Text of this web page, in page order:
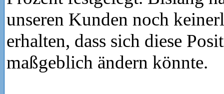
unseren Kunden noch
erhalten, dass sich diese
maßgeblich ändern könnte.